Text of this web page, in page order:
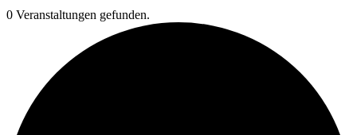
0 Veranstaltungen gefunden.